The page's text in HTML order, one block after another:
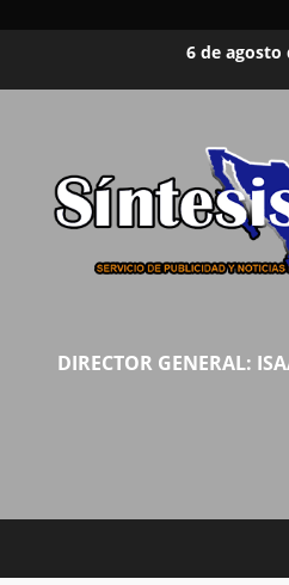
6 de agosto
DIRECTOR GENERAL: